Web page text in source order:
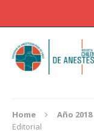
Home Año 2018
Editorial